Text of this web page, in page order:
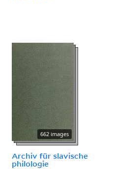
662 images
Archiv für slavische
philologie